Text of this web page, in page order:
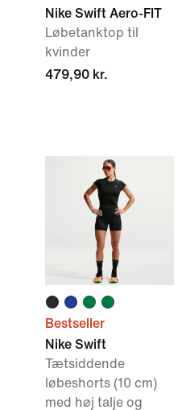
Nike Swift Aero-FIT
Løbetanktop til
kvinder
479,90 kr.
Bestseller
Nike Swift
Tætsiddende
løbeshorts (10 cm)
med høj talje og